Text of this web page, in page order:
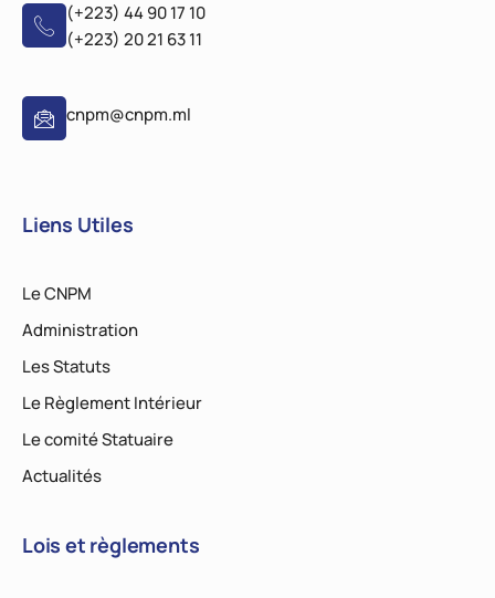
(+223) 44 90 17 10
(+223) 20 21 63 11
cnpm@cnpm.ml
Liens Utiles
Le CNPM
Administration
Les Statuts
Le Règlement Intérieur
Le comité Statuaire
Actualités
Lois et règlements